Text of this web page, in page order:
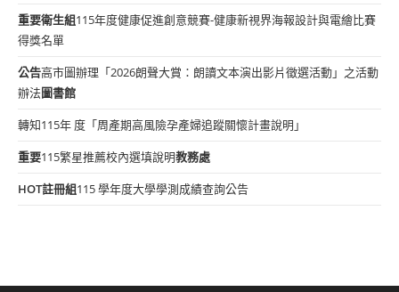
重要衛生組115年度健康促進創意競賽-健康新視界海報設計與電繪比賽
得獎名單
公告高市圖辦理「2026朗聲大賞：朗讀文本演出影片徵選活動」之活動
辦法圖書館
轉知115年 度「周產期高風險孕產婦追蹤關懷計畫說明」
重要115繁星推薦校內選填說明教務處
HOT註冊組115 學年度大學學測成績查詢公告